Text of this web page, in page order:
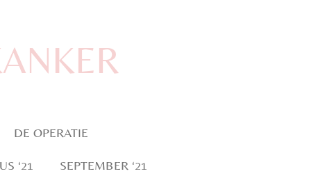
DE OPERATIE
‘21 SEPTEMBER ‘21